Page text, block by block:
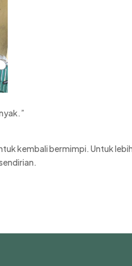
kembali bermimpi. Untuk